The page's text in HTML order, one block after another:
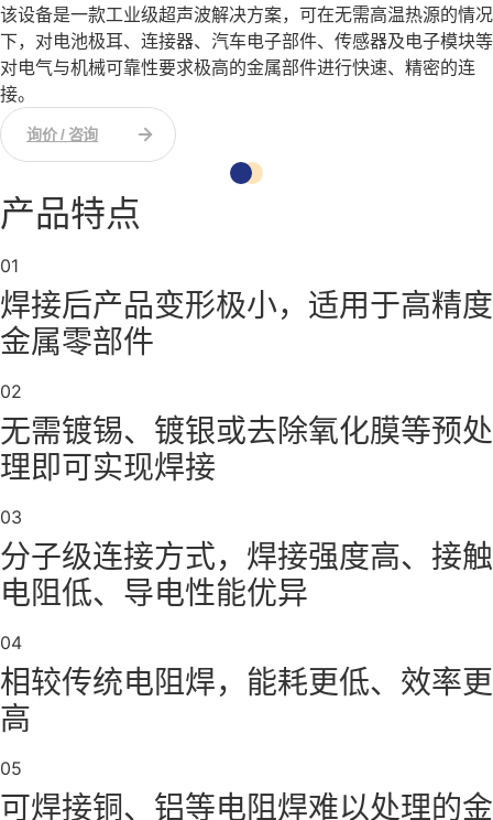
该设备是一款工业级超声波解决方案，可在无需高温热源的情况
下，对电池极耳、连接器、汽车电子部件、传感器及电子模块等
对电气与机械可靠性要求极高的金属部件进行快速、精密的连
接。
询价 / 咨询
产品特点
01
焊接后产品变形极小，适用于高精度
金属零部件
02
无需镀锡、镀银或去除氧化膜等预处
理即可实现焊接
03
分子级连接方式，焊接强度高、接触
电阻低、导电性能优异
04
相较传统电阻焊，能耗更低、效率更
高
05
可焊接铜、铝等电阻焊难以处理的金